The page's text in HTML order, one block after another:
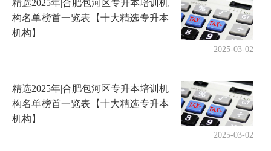
精选2025年|合肥包河区专升本培训机
构名单榜首一览表【十大精选专升本
机构】
2025-03-02
精选2025年|合肥包河区专升本培训机
构名单榜首一览表【十大精选专升本
机构】
2025-03-02